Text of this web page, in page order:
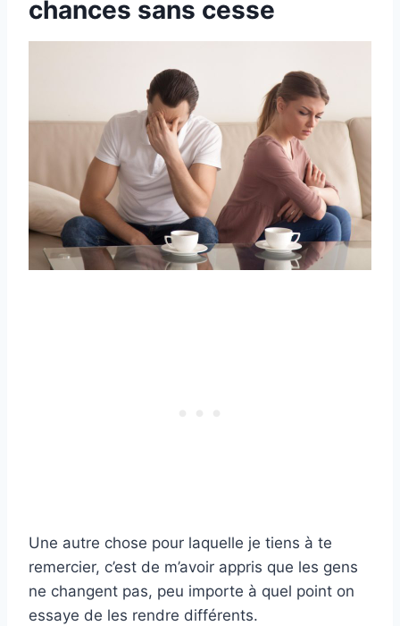
chances sans cesse
Une autre chose pour laquelle je tiens à te
remercier, c’est de m’avoir appris que les gens
ne changent pas, peu importe à quel point on
essaye de les rendre différents.